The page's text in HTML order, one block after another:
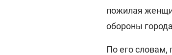
пожилая
обороны
По его словам,